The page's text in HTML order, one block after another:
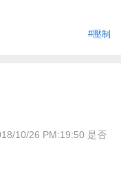
#壓制
10/26 PM:19:50 是否